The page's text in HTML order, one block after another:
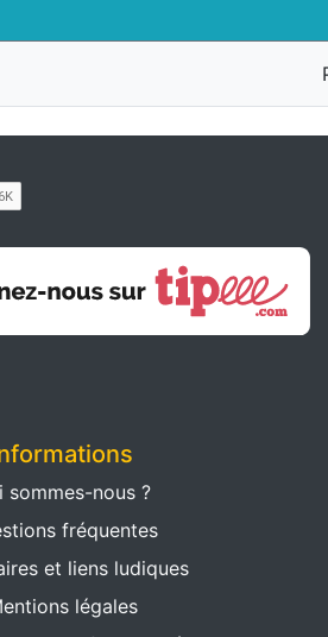
sommes-nous ?
fréquentes
et liens ludiques
légales